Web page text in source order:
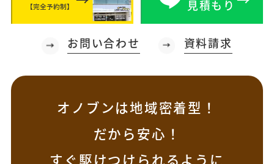
【完全予約制】
見積もり
お問い合わせ 資料請求
オノブンは地域密着型！
だから安心！
すぐ駆けつけられるように